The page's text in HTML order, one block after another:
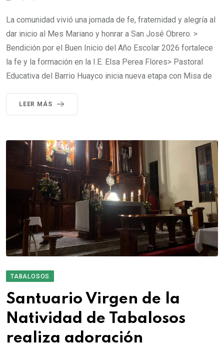
La comunidad vivió una jornada de fe, fraternidad y alegría al
dar inicio al Mes Mariano y honrar a San José Obrero. >
Bendición por el Buen Inicio del Año Escolar 2026 fortalece
la fe y la formación en la I.E. Elsa Perea Flores> Pastoral
Educativa del Barrio Huayco inicia nueva etapa con Misa de
LEER MÁS
TABALOSOS
Santuario Virgen de la
Natividad de Tabalosos
realiza adoración